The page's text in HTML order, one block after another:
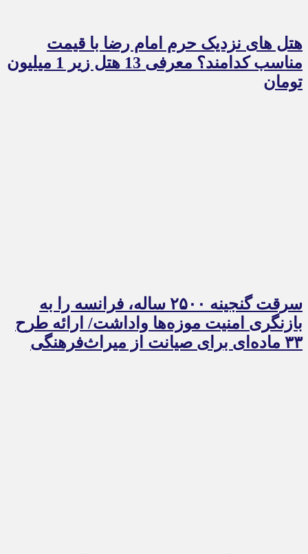
هتل های نزدیک حرم امام رضا با قیمت
مناسب کدامند؟ معرفی 13 هتل زیر 1 میلیون
تومان
سرقت گنجینه ۲۵۰۰ ساله، فرانسه را به
بازنگری امنیت موزه‌ها واداشت/ ارائه طرح
۳۳ ماده‌ای برای صیانت از میراث‌فرهنگی